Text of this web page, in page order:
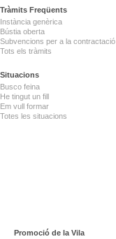
Tràmits Freqüents
Instància genèrica
Bústia oberta
Subvencions per a la contractació
Tots els tràmits
Situacions
Busco feina
He tingut un fill
Em vull formar
Totes les situacions
Promoció de la Vila